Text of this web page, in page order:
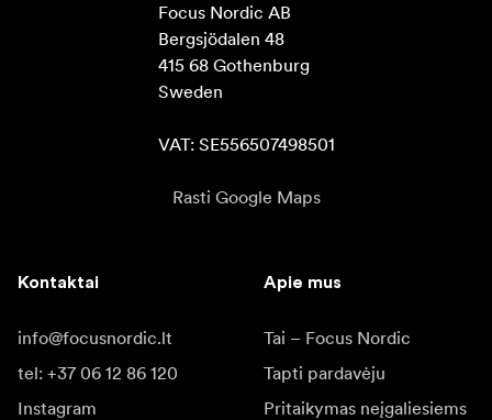
Focus Nordic AB
Bergsjödalen 48
415 68 Gothenburg
Sweden
VAT: SE556507498501
Rasti Google Maps
Kontaktai
info@focusnordic.lt
tel: +37 06 12 86 120
Instagram
Apie mus
Tai – Focus Nordic
Tapti pardavėju
Pritaikymas neįgaliesiems